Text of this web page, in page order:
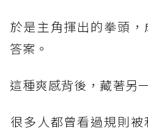
於是主角揮出的拳頭
答案。
這種爽感背後，藏著另
很多人都曾看過規則被